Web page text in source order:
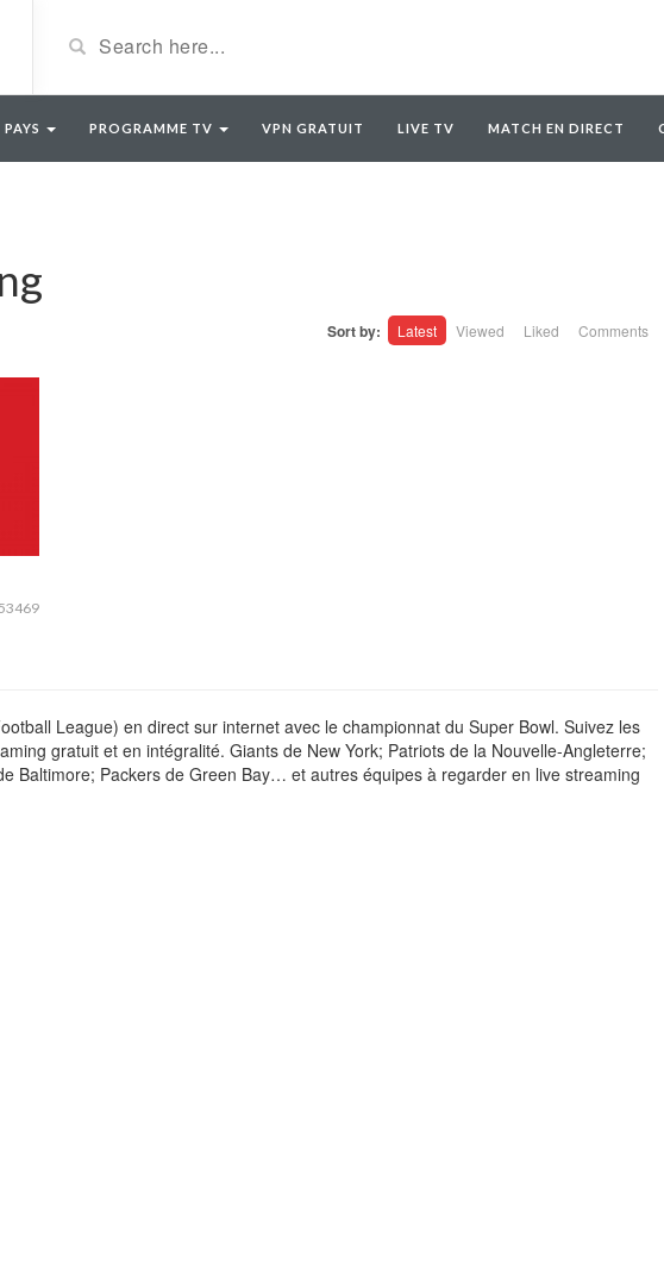
PAYS PROGRAMME TV VPN GRATUIT LIVE TV MATCH EN DIRECT
Sort by: Latest Viewed Liked Comments
53469
League) en direct sur internet avec le championnat du Super Bowl. Suivez les
gratuit et en intégralité. Giants de New York; Patriots de la Nouvelle-Angleterre;
Baltimore; Packers de Green Bay… et autres équipes à regarder en live streaming